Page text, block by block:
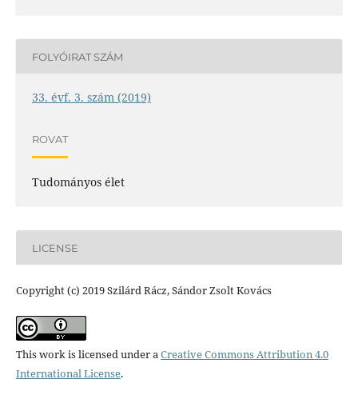
FOLYÓIRAT SZÁM
33. évf. 3. szám (2019)
ROVAT
Tudományos élet
LICENSE
Copyright (c) 2019 Szilárd Rácz, Sándor Zsolt Kovács
This work is licensed under aCreative Commons Attribution 4.0
International License.